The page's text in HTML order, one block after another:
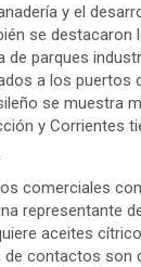
y el
se destacaron
de parques
a los puertos
se muestra
y Corrientes
comerciales
representante
aceites
de contactos son